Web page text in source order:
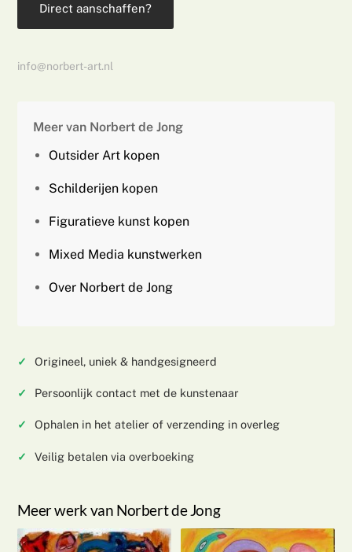
Direct aanschaffen?
info@norbert-art.nl
Meer van Norbert de Jong
Outsider Art kopen
Schilderijen kopen
Figuratieve kunst kopen
Mixed Media kunstwerken
Over Norbert de Jong
Origineel, uniek & handgesigneerd
Persoonlijk contact met de kunstenaar
Ophalen in het atelier of verzending in overleg
Veilig betalen via overboeking
Meer werk van Norbert de Jong